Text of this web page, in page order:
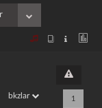
bkzlar 1